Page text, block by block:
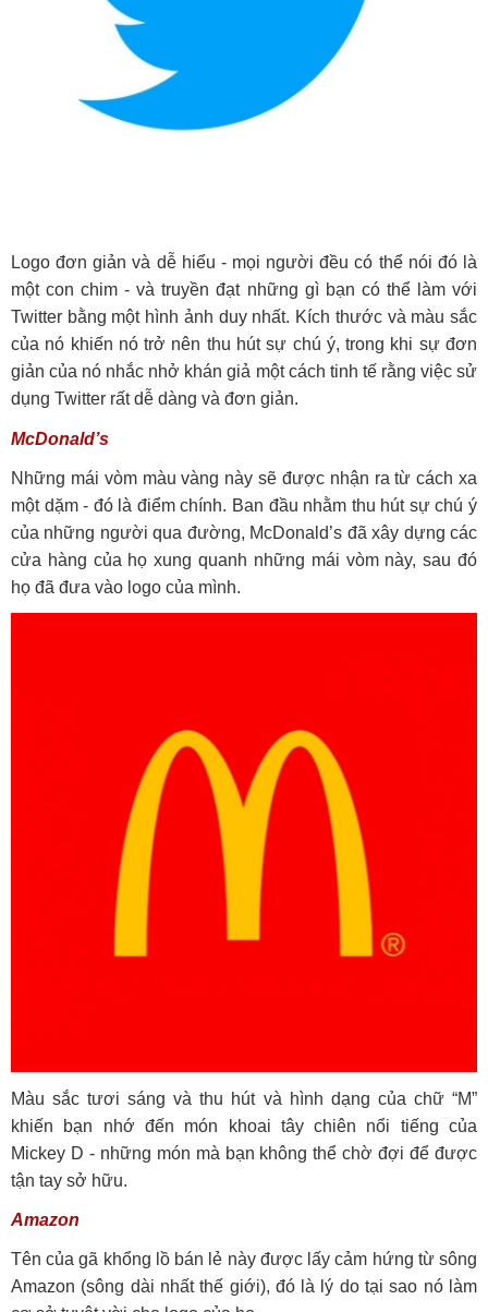
Logo đơn giản và dễ hiểu - mọi người đều có thể nói đó là
một con chim - và truyền đạt những gì bạn có thể làm với
Twitter bằng một hình ảnh duy nhất. Kích thước và màu sắc
của nó khiến nó trở nên thu hút sự chú ý, trong khi sự đơn
giản của nó nhắc nhở khán giả một cách tinh tế rằng việc sử
dụng Twitter rất dễ dàng và đơn giản.
McDonald’s
Những mái vòm màu vàng này sẽ được nhận ra từ cách xa
một dặm - đó là điểm chính. Ban đầu nhằm thu hút sự chú ý
của những người qua đường, McDonald’s đã xây dựng các
cửa hàng của họ xung quanh những mái vòm này, sau đó
họ đã đưa vào logo của mình.
Màu sắc tươi sáng và thu hút và hình dạng của chữ “M”
khiến bạn nhớ đến món khoai tây chiên nổi tiếng của
Mickey D - những món mà bạn không thể chờ đợi để được
tận tay sở hữu.
Amazon
Tên của gã khổng lồ bán lẻ này được lấy cảm hứng từ sông
Amazon (sông dài nhất thế giới), đó là lý do tại sao nó làm